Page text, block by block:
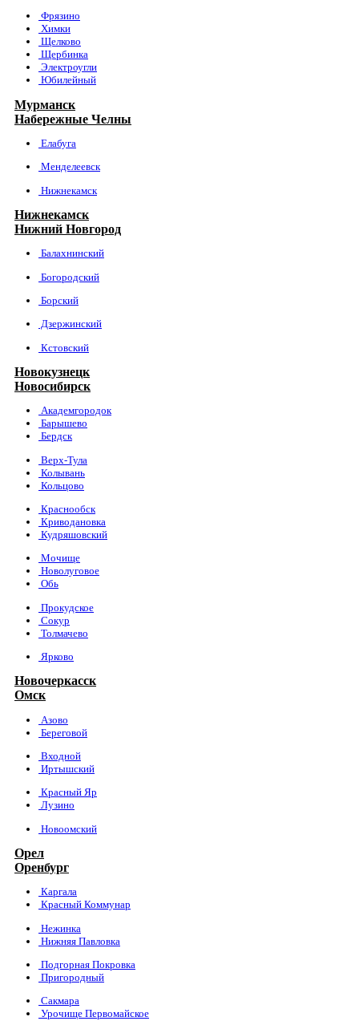
Фрязино
Химки
Щелково
Щербинка
Электроугли
Юбилейный
Мурманск
Набережные Челны
Елабуга
Менделеевск
Нижнекамск
Нижнекамск
Нижний Новгород
Балахнинский
Богородский
Борский
Дзержинский
Кстовский
Новокузнецк
Новосибирск
Академгородок
Барышево
Бердск
Верх-Тула
Колывань
Кольцово
Краснообск
Криводановка
Кудряшовский
Мочище
Новолуговое
Обь
Прокудское
Сокур
Толмачево
Ярково
Новочеркасск
Омск
Азово
Береговой
Входной
Иртышский
Красный Яр
Лузино
Новоомский
Орел
Оренбург
Каргала
Красный Коммунар
Нежинка
Нижняя Павловка
Подгорная Покровка
Пригородный
Сакмара
Урочище Первомайское